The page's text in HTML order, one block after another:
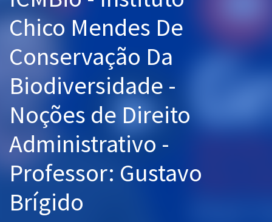
Graduação
Mentorias
Questões grátis
Conteúdo gratuito
Blog
Aprovados
Chico Mendes De
Conservação Da
Biodiversidade -
Noções de Direito
Administrativo -
Professor: Gustavo
Brígido